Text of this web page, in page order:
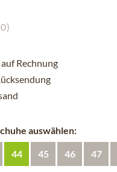
0)
Rechnung
auswählen:
44 45 46 47